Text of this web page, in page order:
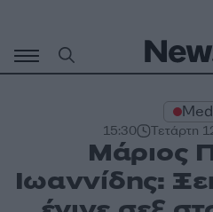
περιεχόμενο
15:30 Τετάρτη
Μάριος
Ιωαννίδης: